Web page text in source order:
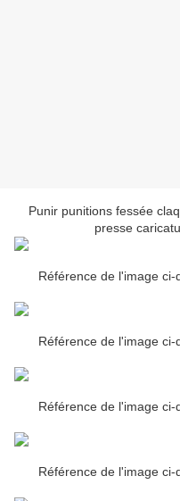
Punir punitions fessée
presse
Référence de l'image
Référence de l'image
Référence de l'image
Référence de l'image